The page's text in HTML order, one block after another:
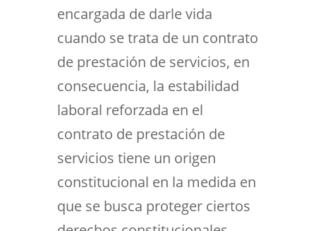
encargada de darle vida
cuando se trata de un contrato
de prestación de servicios, en
consecuencia, la estabilidad
laboral reforzada en el
contrato de prestación de
servicios tiene un origen
constitucional en la medida en
que se busca proteger ciertos